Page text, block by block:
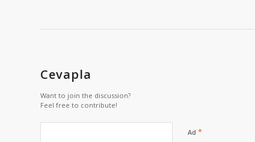
Cevapla
Want to join the discussion?
Feel free to contribute!
Ad *